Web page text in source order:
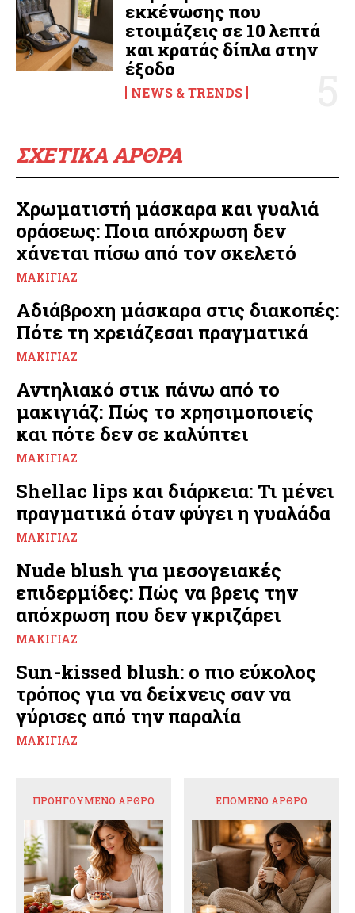
εκκένωσης που
ετοιμάζεις σε 10 λεπτά
και κρατάς δίπλα στην
έξοδο
NEWS & TRENDS
ΣΧΕΤΙΚΑ ΑΡΘΡΑ
Χρωματιστή μάσκαρα και γυαλιά
οράσεως: Ποια απόχρωση δεν
χάνεται πίσω από τον σκελετό
ΜΑΚΙΓΙΆΖ
Αδιάβροχη μάσκαρα στις διακοπές:
Πότε τη χρειάζεσαι πραγματικά
ΜΑΚΙΓΙΆΖ
Αντηλιακό στικ πάνω από το
μακιγιάζ: Πώς το χρησιμοποιείς
και πότε δεν σε καλύπτει
ΜΑΚΙΓΙΆΖ
Shellac lips και διάρκεια: Τι μένει
πραγματικά όταν φύγει η γυαλάδα
ΜΑΚΙΓΙΆΖ
Nude blush για μεσογειακές
επιδερμίδες: Πώς να βρεις την
απόχρωση που δεν γκριζάρει
ΜΑΚΙΓΙΆΖ
Sun-kissed blush: ο πιο εύκολος
τρόπος για να δείχνεις σαν να
γύρισες από την παραλία
ΜΑΚΙΓΙΆΖ
ΠΡΟΗΓΟΎΜΕΝΟ ΆΡΘΡΟ ΕΠΌΜΕΝΟ ΆΡΘΡΟ